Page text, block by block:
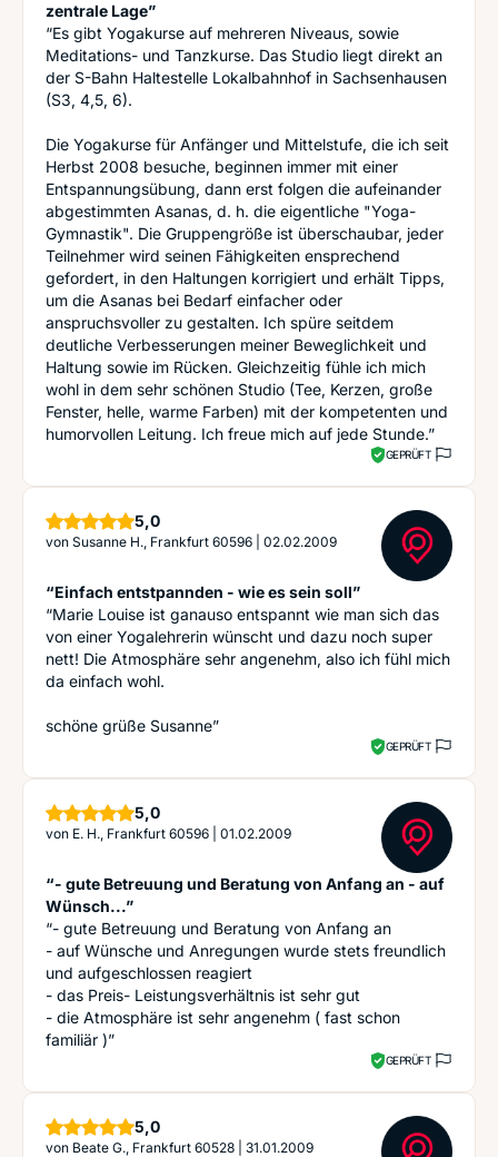
zentrale Lage”
“Es gibt Yogakurse auf mehreren Niveaus, sowie
Meditations- und Tanzkurse. Das Studio liegt direkt an
der S-Bahn Haltestelle Lokalbahnhof in Sachsenhausen
(S3, 4,5, 6).
Die Yogakurse für Anfänger und Mittelstufe, die ich seit
Herbst 2008 besuche, beginnen immer mit einer
Entspannungsübung, dann erst folgen die aufeinander
abgestimmten Asanas, d. h. die eigentliche "Yoga-
Gymnastik". Die Gruppengröße ist überschaubar, jeder
Teilnehmer wird seinen Fähigkeiten ensprechend
gefordert, in den Haltungen korrigiert und erhält Tipps,
um die Asanas bei Bedarf einfacher oder
anspruchsvoller zu gestalten. Ich spüre seitdem
deutliche Verbesserungen meiner Beweglichkeit und
Haltung sowie im Rücken. Gleichzeitig fühle ich mich
wohl in dem sehr schönen Studio (Tee, Kerzen, große
Fenster, helle, warme Farben) mit der kompetenten und
humorvollen Leitung. Ich freue mich auf jede Stunde.”
GEPRÜFT
5,0Sterne
von Susanne H., Frankfurt 60596 02.02.2009
“Einfach entstpannden - wie es sein soll”
“Marie Louise ist ganauso entspannt wie man sich das
von einer Yogalehrerin wünscht und dazu noch super
nett! Die Atmosphäre sehr angenehm, also ich fühl mich
da einfach wohl.
schöne grüße Susanne”
GEPRÜFT
5,0Sterne
von E. H., Frankfurt 60596 01.02.2009
“- gute Betreuung und Beratung von Anfang an - auf
Wünsch...”
“- gute Betreuung und Beratung von Anfang an
- auf Wünsche und Anregungen wurde stets freundlich
und aufgeschlossen reagiert
- das Preis- Leistungsverhältnis ist sehr gut
- die Atmosphäre ist sehr angenehm ( fast schon
familiär )”
GEPRÜFT
5,0Sterne
von Beate G., Frankfurt 60528 31.01.2009